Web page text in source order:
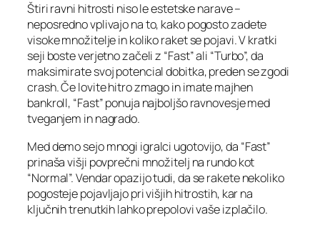
Štiri ravni hitrosti niso le estetske narave –
neposredno vplivajo na to, kako pogosto zadete
visoke množitelje in koliko raket se pojavi. V kratki
seji boste verjetno začeli z “Fast” ali “Turbo”, da
maksimirate svoj potencial dobitka, preden se zgodi
crash. Če lovite hitro zmago in imate majhen
bankroll, “Fast” ponuja najboljšo ravnovesje med
tveganjem in nagrado.
Med demo sejo mnogi igralci ugotovijo, da “Fast”
prinaša višji povprečni množitelj na rundo kot
“Normal”. Vendar opazijo tudi, da se rakete nekoliko
pogosteje pojavljajo pri višjih hitrostih, kar na
ključnih trenutkih lahko prepolovi vaše izplačilo.